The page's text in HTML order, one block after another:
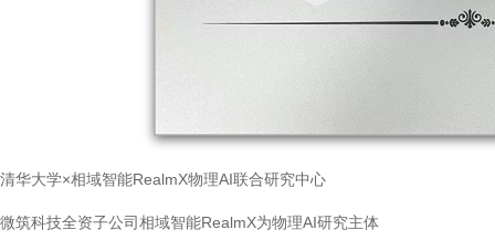
清华大学×相域智能RealmX物理AI联合研究中心
微筑科技全资子公司相域智能RealmX为物理AI研究主体